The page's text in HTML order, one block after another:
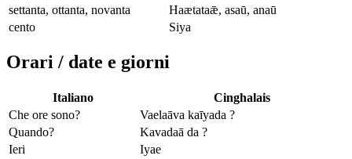
settanta, ottanta, novanta
Haætataǣ, asaū, anaū
cento
Siya
Orari / date e giorni
Italiano
Cinghalais
Che ore sono?
Vaelaāva kaīyada ?
Quando?
Kavadaā da ?
Ieri
Iyae